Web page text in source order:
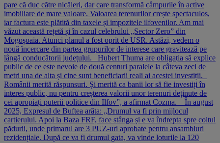
pare că duc către nicăieri, dar care transformă câmpurile în active
imobiliare de mare valoare. Valoarea terenurilor crește spectaculos,
iar factura este plătită din taxele și impozitele ilfovenilor. Am mai
văzut această rețetă și în cazul celebrului „Sector Zero” din
Mogoșoaia. Atunci planul a fost oprit de USR. Astăzi, vedem o
nouă încercare din partea grupurilor de interese care gravitează pe
lângă conducătorii județului. Hubert Thuma are obligația să explice
public de ce este nevoie de două centuri paralele la câteva zeci de
metri una de alta și cine sunt beneficiarii reali ai acestei investiții.
Românii merită răspunsuri. Și merită ca banii lor să fie investiți în
interes public, nu pentru creșterea valorii unor terenuri deținute de
cei apropiați puterii politice din Ilfov”, a afirmat Cozma. În august
2025, Expresul de Buftea arăta: „Drumul va fi prin mijlocul
cartierului. Apoi la Baza FRF, face stânga și e va îndrepta spre colțul
pădurii, unde primarul are 3 PUZ-uri aprobate pentru ansambluri
rezidențiale. După ce va fi drumul gata, va vinde loturile la 120